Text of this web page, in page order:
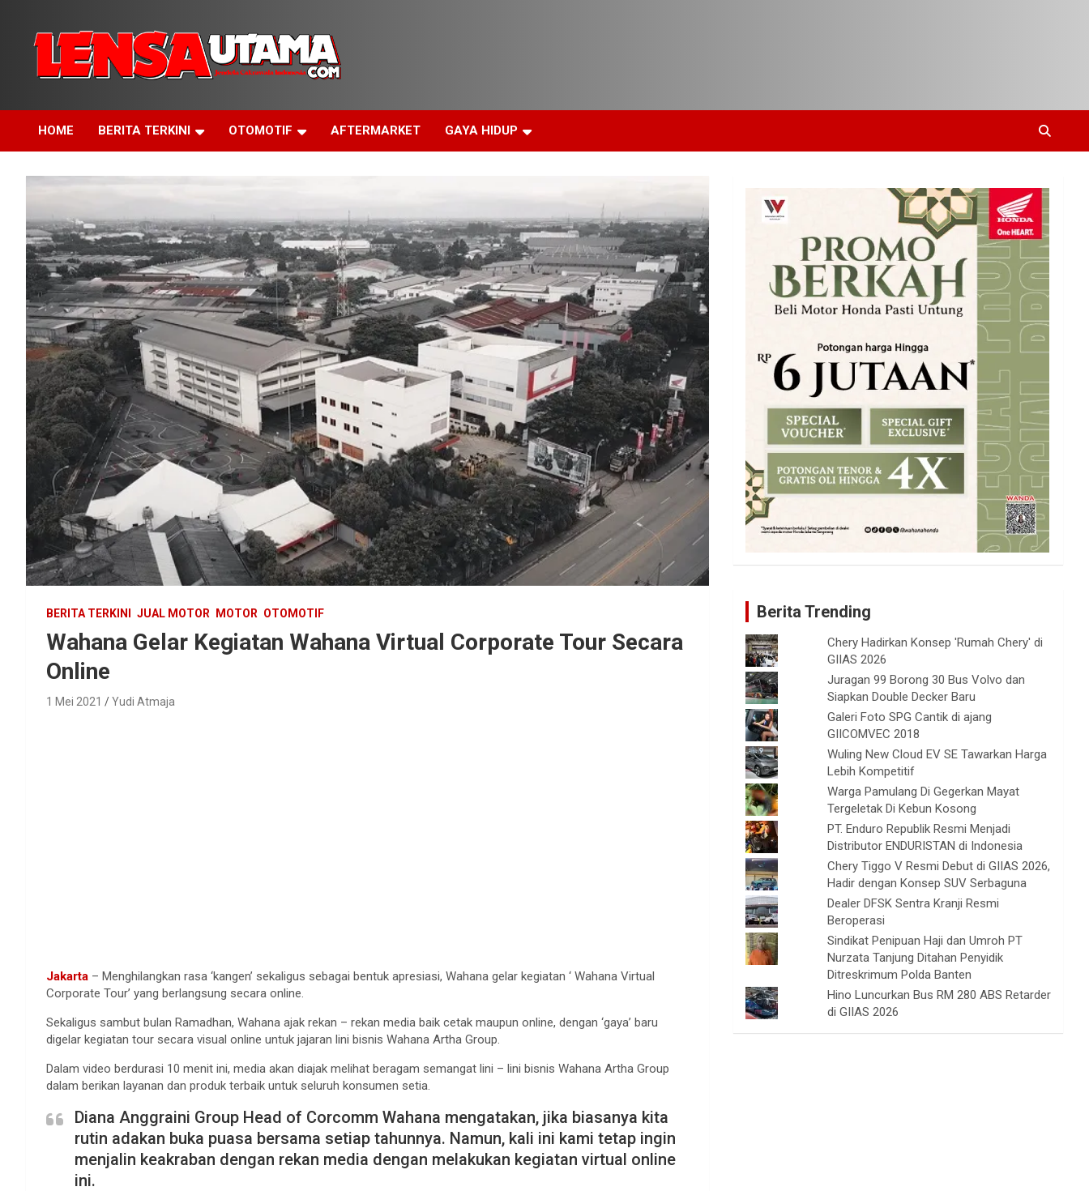
content
LensaUtama
HOME BERITA TERKINI OTOMOTIF AFTERMARKET GAYA HIDUP
BERITA TERKINI JUAL MOTOR MOTOR OTOMOTIF
Wahana Gelar Kegiatan Wahana Virtual Corporate Tour Secara
Online
1 Mei 2021 Yudi Atmaja
Jakarta – Menghilangkan rasa ‘kangen’ sekaligus sebagai bentuk apresiasi, Wahana gelar kegiatan ‘ Wahana Virtual
Corporate Tour’ yang berlangsung secara online.
Sekaligus sambut bulan Ramadhan, Wahana ajak rekan – rekan media baik cetak maupun online, dengan ‘gaya’ baru
digelar kegiatan tour secara visual online untuk jajaran lini bisnis Wahana Artha Group.
Dalam video berdurasi 10 menit ini, media akan diajak melihat beragam semangat lini – lini bisnis Wahana Artha Group
dalam berikan layanan dan produk terbaik untuk seluruh konsumen setia.
Diana Anggraini Group Head of Corcomm Wahana mengatakan, jika biasanya kita
rutin adakan buka puasa bersama setiap tahunnya. Namun, kali ini kami tetap ingin
menjalin keakraban dengan rekan media dengan melakukan kegiatan virtual online
ini.
Berita Trending
Chery Hadirkan Konsep 'Rumah Chery' di
GIIAS 2026
Juragan 99 Borong 30 Bus Volvo dan
Siapkan Double Decker Baru
Galeri Foto SPG Cantik di ajang
GIICOMVEC 2018
Wuling New Cloud EV SE Tawarkan Harga
Lebih Kompetitif
Warga Pamulang Di Gegerkan Mayat
Tergeletak Di Kebun Kosong
PT. Enduro Republik Resmi Menjadi
Distributor ENDURISTAN di Indonesia
Chery Tiggo V Resmi Debut di GIIAS 2026,
Hadir dengan Konsep SUV Serbaguna
Dealer DFSK Sentra Kranji Resmi
Beroperasi
Sindikat Penipuan Haji dan Umroh PT
Nurzata Tanjung Ditahan Penyidik
Ditreskrimum Polda Banten
Hino Luncurkan Bus RM 280 ABS Retarder
di GIIAS 2026